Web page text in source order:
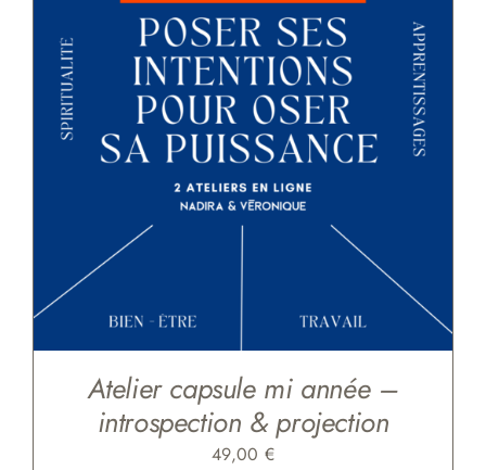
Atelier capsule mi année –
introspection & projection
49,00 €